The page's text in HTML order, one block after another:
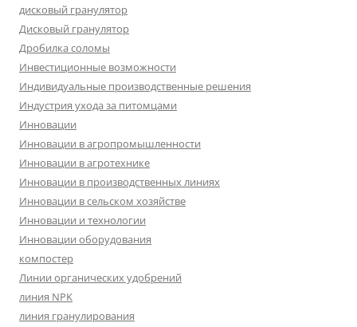
дисковый гранулятор
Дисковый гранулятор
Дробилка соломы
Инвестиционные возможности
Индивидуальные производственные решения
Индустрия ухода за питомцами
Инновации
Инновации в агропромышленности
Инновации в агротехнике
Инновации в производственных линиях
Инновации в сельском хозяйстве
Инновации и технологии
Инновации оборудования
компостер
Линии органических удобрений
линия NPK
линия гранулирования